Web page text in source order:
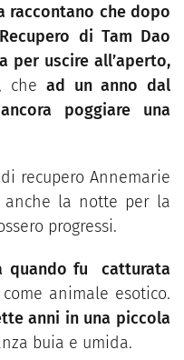
raccontano che dopo
di Tam Dao
per uscire all’aperto,
che ad un anno dal
poggiare una
recupero Annemarie
anche la notte per la
progressi.
quando fu catturata
animale esotico.
anni in una piccola
buia e umida.